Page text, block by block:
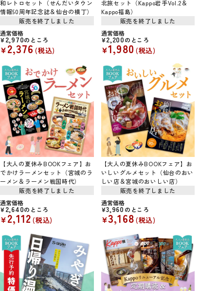
和レトロセット（せんだいタウン
情報50周年記念誌＆仙台の横丁）
販売を終了しました
通常価格
¥2,970のところ
¥2,376 税込
北旅セット（Kappo岩手Vol.2＆
Kappo福島）
販売を終了しました
通常価格
¥2,200のところ
¥1,980 税込
【大人の夏休みBOOKフェア】お
でかけラーメンセット（宮城のラ
ーメン＆ラーメン戦国時代）
販売を終了しました
通常価格
¥2,640のところ
¥2,112 税込
【大人の夏休みBOOKフェア】お
いしいグルメセット（仙台のおい
しい店＆宮城のおいしい店）
販売を終了しました
通常価格
¥3,960 のところ
¥3,168 税込